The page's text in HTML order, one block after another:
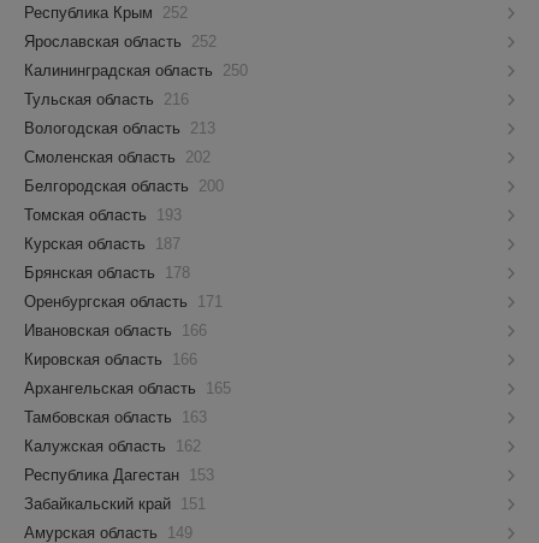
Республика Крым
252
Ярославская область
252
Калининградская область
250
Тульская область
216
Вологодская область
213
Смоленская область
202
Белгородская область
200
Томская область
193
Курская область
187
Брянская область
178
Оренбургская область
171
Ивановская область
166
Кировская область
166
Архангельская область
165
Тамбовская область
163
Калужская область
162
Республика Дагестан 153
Забайкальский край 151
Амурская область
149